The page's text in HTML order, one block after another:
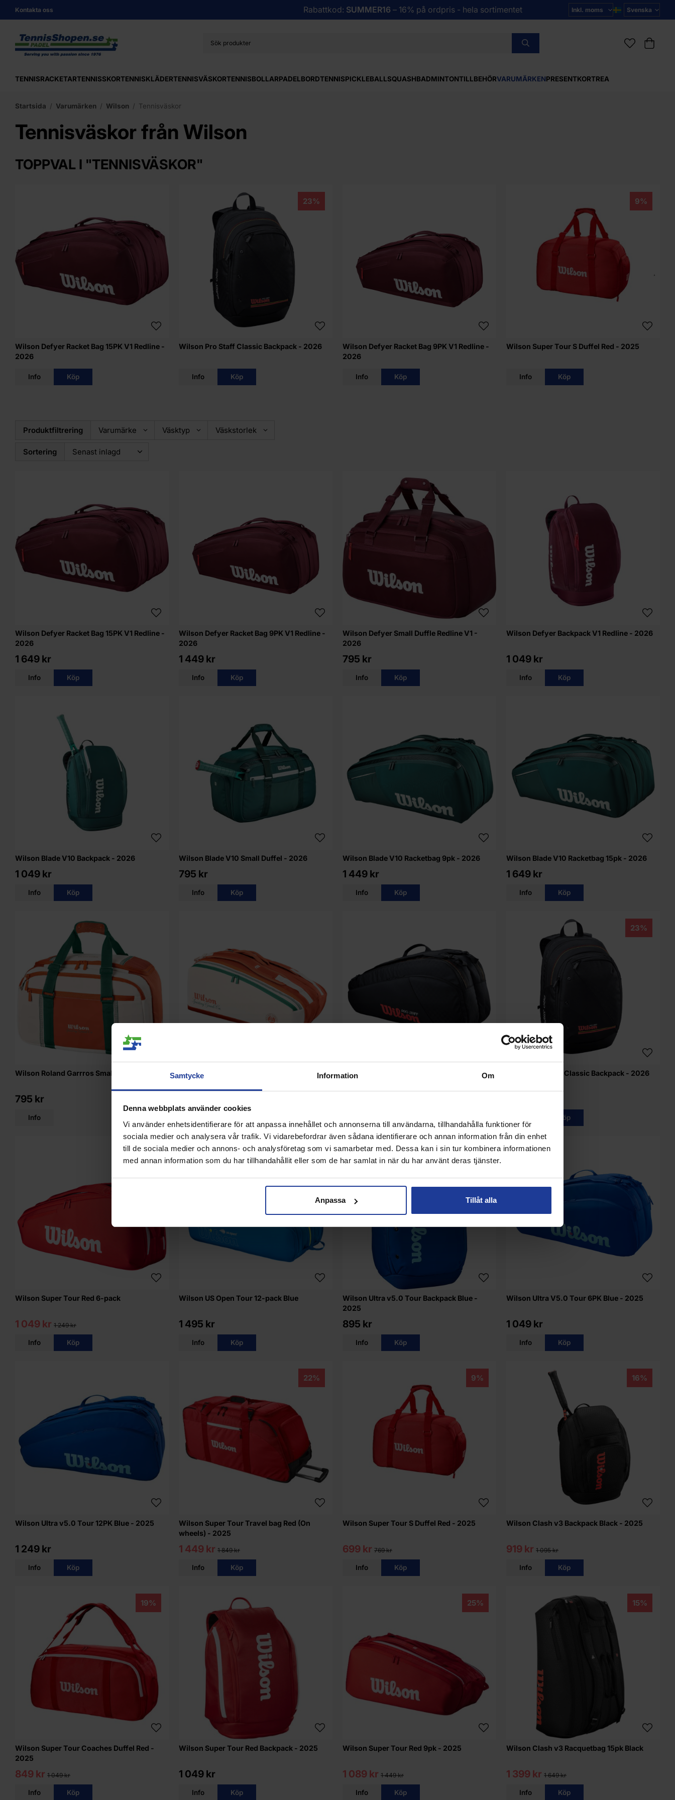
Samtycke Information Om
Denna webbplats använder cookies
Vi använder enhetsidentifierare för att anpassa innehållet och annonserna till användarna, tillhandahålla funktioner för
sociala medier och analysera vår trafik. Vi vidarebefordrar även sådana identifierare och annan information från din enhet
till de sociala medier och annons- och analysföretag som vi samarbetar med. Dessa kan i sin tur kombinera informationen
med annan information som du har tillhandahållit eller som de har samlat in när du har använt deras tjänster.
Anpassa Tillåt alla
Kontakta oss Rabattkod: SUMMER16 – 16% på ordpris - hela sortimentet
TENNISRACKETARTENNISSKORTENNISKLÄDERTENNISVÄSKORTENNISBOLLARPADELBORDTENNISPICKLEBALLSQUASHBADMINTONTILLBEHÖRVARUMÄRKENPRESENTKORTREA
Startsida / Varumärken / Wilson / Tennisväskor
Tennisväskor från Wilson
TOPPVAL I "TENNISVÄSKOR"
Wilson Defyer Racket Bag 15PK V1 Redline -
2026
Info Köp
23%
Wilson Pro Staff Classic Backpack - 2026
Info Köp
Wilson Defyer Racket Bag 9PK V1 Redline -
2026
Info Köp
9%
Wilson Super Tour S Duffel Red - 2025
Info Köp
Produktfiltrering Varumärke Väsktyp Väskstorlek
Sortering
Wilson Defyer Racket Bag 15PK V1 Redline -
2026
1 649 kr
Info Köp
Wilson Defyer Racket Bag 9PK V1 Redline -
2026
1 449 kr
Info Köp
Wilson Defyer Small Duffle Redline V1 -
2026
795 kr
Info Köp
Wilson Defyer Backpack V1 Redline - 2026
1 049 kr
Info Köp
Wilson Blade V10 Backpack - 2026
1 049 kr
Info Köp
Wilson Blade V10 Small Duffel - 2026
795 kr
Info Köp
Wilson Blade V10 Racketbag 9pk - 2026
1 449 kr
Info Köp
Wilson Blade V10 Racketbag 15pk - 2026
1 649 kr
Info Köp
Wilson Roland Garrros Small Duffel - 2026
795 kr
Info
Wilson Roland Garros 9pk Cream - 2026
Wilson Pro Staff Classic 6pk Racket Bag -
23%
Wilson Pro Staff Classic Backpack - 2026
Köp
16%
Wilson Super Tour Red 6-pack
1 049 kr 1 249 kr
Info Köp
Wilson US Open Tour 12-pack Blue
1 495 kr
Info Köp
Wilson Ultra v5.0 Tour Backpack Blue -
2025
895 kr
Info Köp
Wilson Ultra V5.0 Tour 6PK Blue - 2025
1 049 kr
Info Köp
Wilson Ultra v5.0 Tour 12PK Blue - 2025
1 249 kr
Info Köp
22%
Wilson Super Tour Travel bag Red (On
wheels) - 2025
1 449 kr 1 849 kr
Info Köp
9%
Wilson Super Tour S Duffel Red - 2025
699 kr 769 kr
Info Köp
16%
Wilson Clash v3 Backpack Black - 2025
919 kr 1 095 kr
Info Köp
19%
Wilson Super Tour Coaches Duffel Red -
2025
849 kr 1 049 kr
Info Köp
Wilson Super Tour Red Backpack - 2025
1 049 kr
Info Köp
25%
Wilson Super Tour Red 9pk - 2025
1 089 kr 1 449 kr
Info Köp
15%
Wilson Clash v3 Racquetbag 15pk Black
1 399 kr 1 649 kr
Info Köp